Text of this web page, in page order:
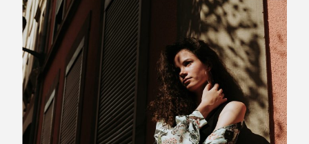
I’m a trend
setter, an
adventurer, a
coffee lover
and a
photographer!
+ Infos
+ Portfolio
+ Blog
Contact